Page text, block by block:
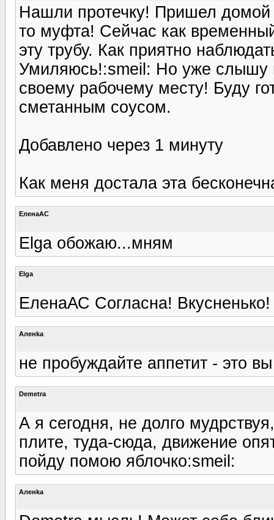
Нашли протечку! Пришел домой
то муфта! Сейчас как
эту трубу. Как приятно
Умиляюсь!:smeil: Но уже слышу
своему рабочему месту! Буду
сметанным соусом.
Добавлено через 1 минуту
Как меня достала эта
ЕленаАС
Elga обожаю...мням
Elga
ЕленаАС Согласна! Вкусненько!
Аленka
не пробуждайте аппетит - это
Demetra
А я сегодня, не долго
плите, туда-сюда, движение
пойду помою яблочко:smeil:
Аленka